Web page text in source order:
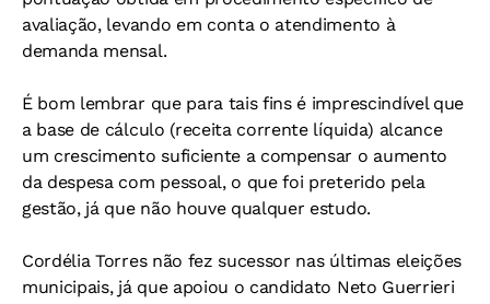
avaliação, levando em conta o atendimento à
demanda mensal.
É bom lembrar que para tais fins é imprescindível que
a base de cálculo (receita corrente líquida) alcance
um crescimento suficiente a compensar o aumento
da despesa com pessoal, o que foi preterido pela
gestão, já que não houve qualquer estudo.
Cordélia Torres não fez sucessor nas últimas eleições
municipais, já que apoiou o candidato Neto Guerrieri